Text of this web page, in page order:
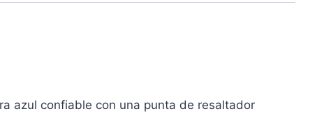
azul confiable con una punta de resaltador